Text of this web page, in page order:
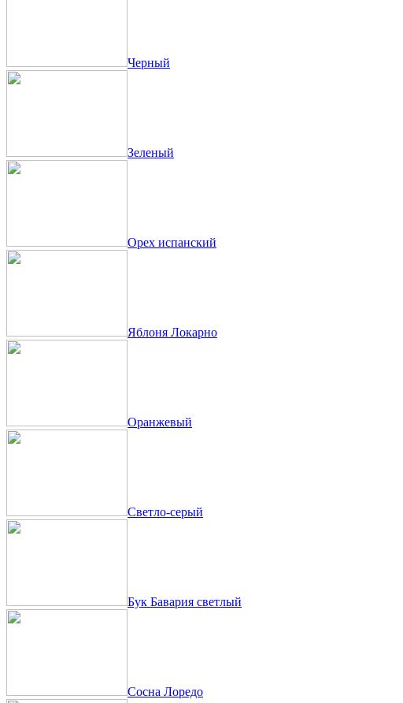
Черный
Зеленый
Орех испанский
Яблоня Локарно
Оранжевый
Светло-серый
Бук Бавария светлый
Сосна Лоредо